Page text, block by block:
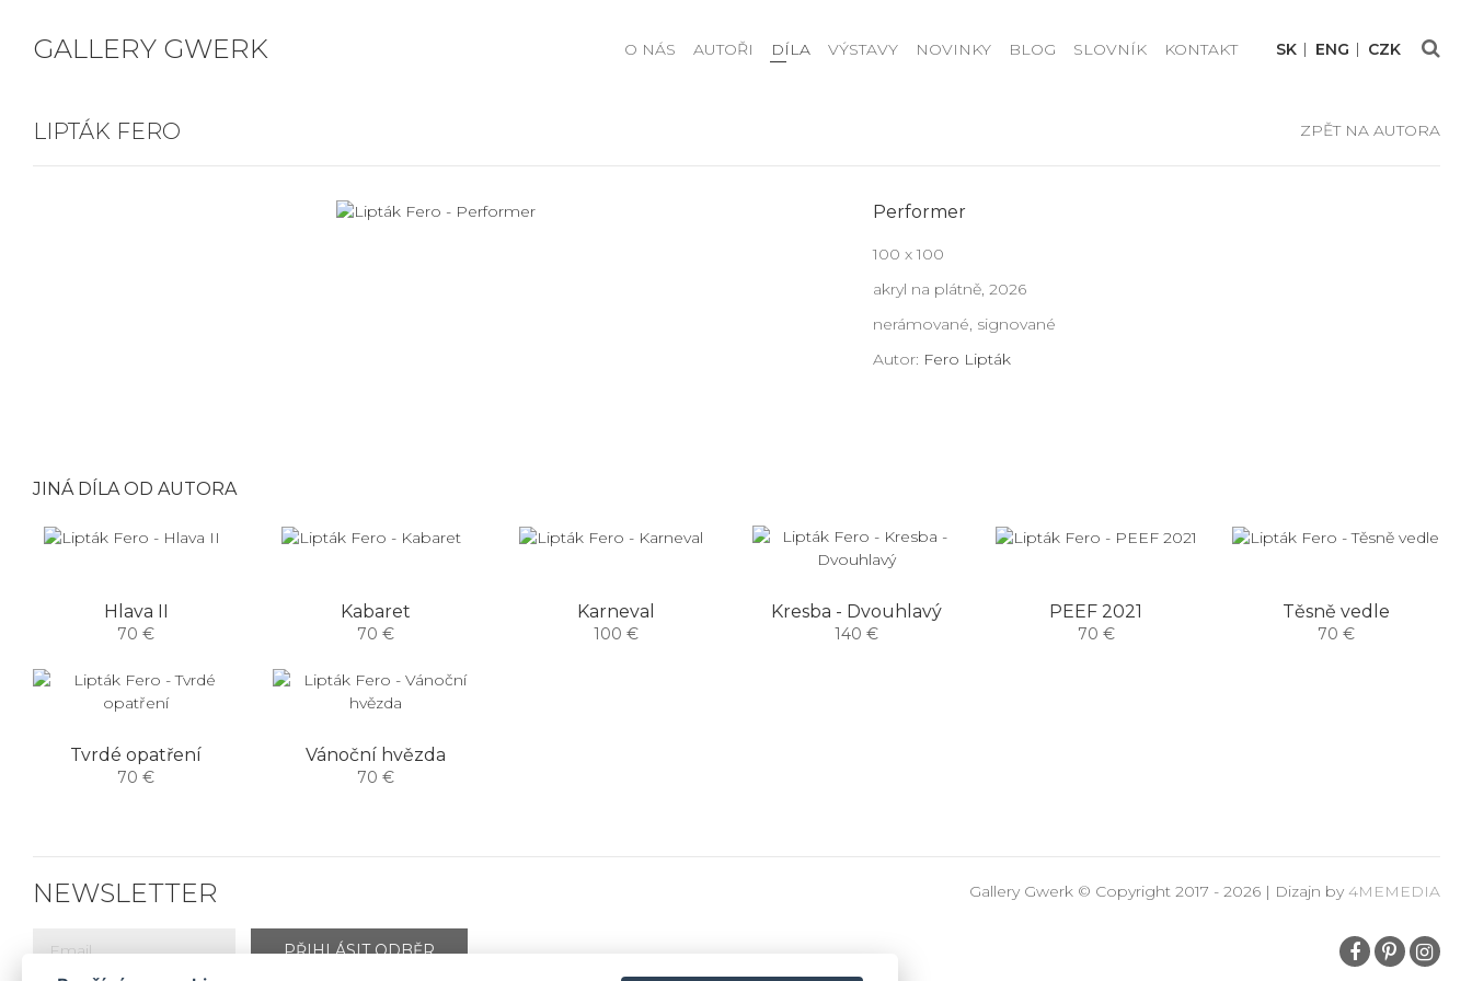
GALLERY GWERK O NÁS AUTOŘI DÍLA VÝSTAVY NOVINKY BLOG SLOVNÍK KONTAKT SK ENG CZK
LIPTÁK FERO ZPĚT NA AUTORA
Performer
100 x 100
akryl na plátně, 2026
nerámované, signované
Autor: Fero Lipták
JINÁ DÍLA OD AUTORA
Hlava II
70 €
Kabaret
70 €
Karneval
100 €
Kresba - Dvouhlavý
140 €
PEEF 2021
70 €
Těsně vedle
70 €
Tvrdé opatření
70 €
Vánoční hvězda
70 €
NEWSLETTER
PŘIHLÁSIT ODBĚR
Gallery Gwerk © Copyright 2017 - 2026 | Dizajn by 4MEMEDIA